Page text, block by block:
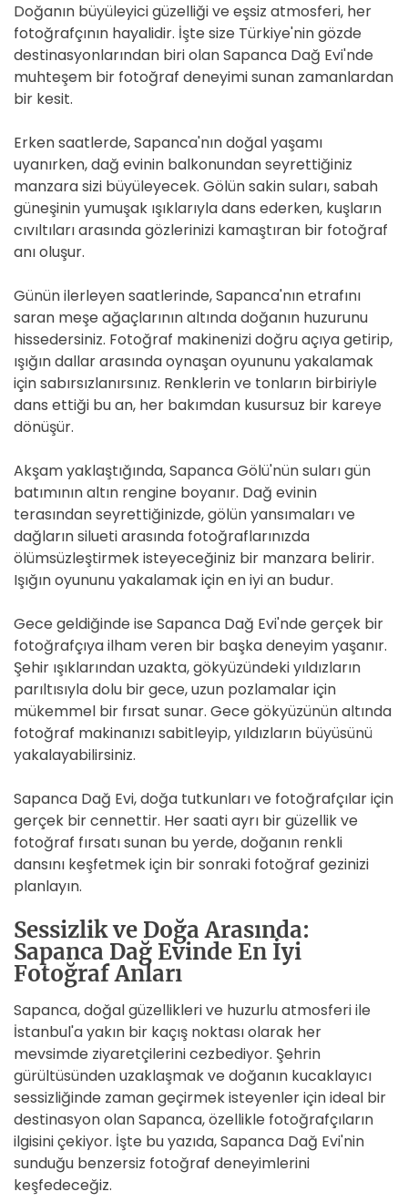
Doğanın büyüleyici güzelliği ve eşsiz atmosferi, her
fotoğrafçının hayalidir. İşte size Türkiye'nin gözde
destinasyonlarından biri olan Sapanca Dağ Evi'nde
muhteşem bir fotoğraf deneyimi sunan zamanlardan
bir kesit.
Erken saatlerde, Sapanca'nın doğal yaşamı
uyanırken, dağ evinin balkonundan seyrettiğiniz
manzara sizi büyüleyecek. Gölün sakin suları, sabah
güneşinin yumuşak ışıklarıyla dans ederken, kuşların
cıvıltıları arasında gözlerinizi kamaştıran bir fotoğraf
anı oluşur.
Günün ilerleyen saatlerinde, Sapanca'nın etrafını
saran meşe ağaçlarının altında doğanın huzurunu
hissedersiniz. Fotoğraf makinenizi doğru açıya getirip,
ışığın dallar arasında oynaşan oyununu yakalamak
için sabırsızlanırsınız. Renklerin ve tonların birbiriyle
dans ettiği bu an, her bakımdan kusursuz bir kareye
dönüşür.
Akşam yaklaştığında, Sapanca Gölü'nün suları gün
batımının altın rengine boyanır. Dağ evinin
terasından seyrettiğinizde, gölün yansımaları ve
dağların silueti arasında fotoğraflarınızda
ölümsüzleştirmek isteyeceğiniz bir manzara belirir.
Işığın oyununu yakalamak için en iyi an budur.
Gece geldiğinde ise Sapanca Dağ Evi'nde gerçek bir
fotoğrafçıya ilham veren bir başka deneyim yaşanır.
Şehir ışıklarından uzakta, gökyüzündeki yıldızların
parıltısıyla dolu bir gece, uzun pozlamalar için
mükemmel bir fırsat sunar. Gece gökyüzünün altında
fotoğraf makinanızı sabitleyip, yıldızların büyüsünü
yakalayabilirsiniz.
Sapanca Dağ Evi, doğa tutkunları ve fotoğrafçılar için
gerçek bir cennettir. Her saati ayrı bir güzellik ve
fotoğraf fırsatı sunan bu yerde, doğanın renkli
dansını keşfetmek için bir sonraki fotoğraf gezinizi
planlayın.
Sessizlik ve Doğa Arasında:
Sapanca Dağ Evinde En İyi
Fotoğraf Anları
Sapanca, doğal güzellikleri ve huzurlu atmosferi ile
İstanbul'a yakın bir kaçış noktası olarak her
mevsimde ziyaretçilerini cezbediyor. Şehrin
gürültüsünden uzaklaşmak ve doğanın kucaklayıcı
sessizliğinde zaman geçirmek isteyenler için ideal bir
destinasyon olan Sapanca, özellikle fotoğrafçıların
ilgisini çekiyor. İşte bu yazıda, Sapanca Dağ Evi'nin
sunduğu benzersiz fotoğraf deneyimlerini
keşfedeceğiz.